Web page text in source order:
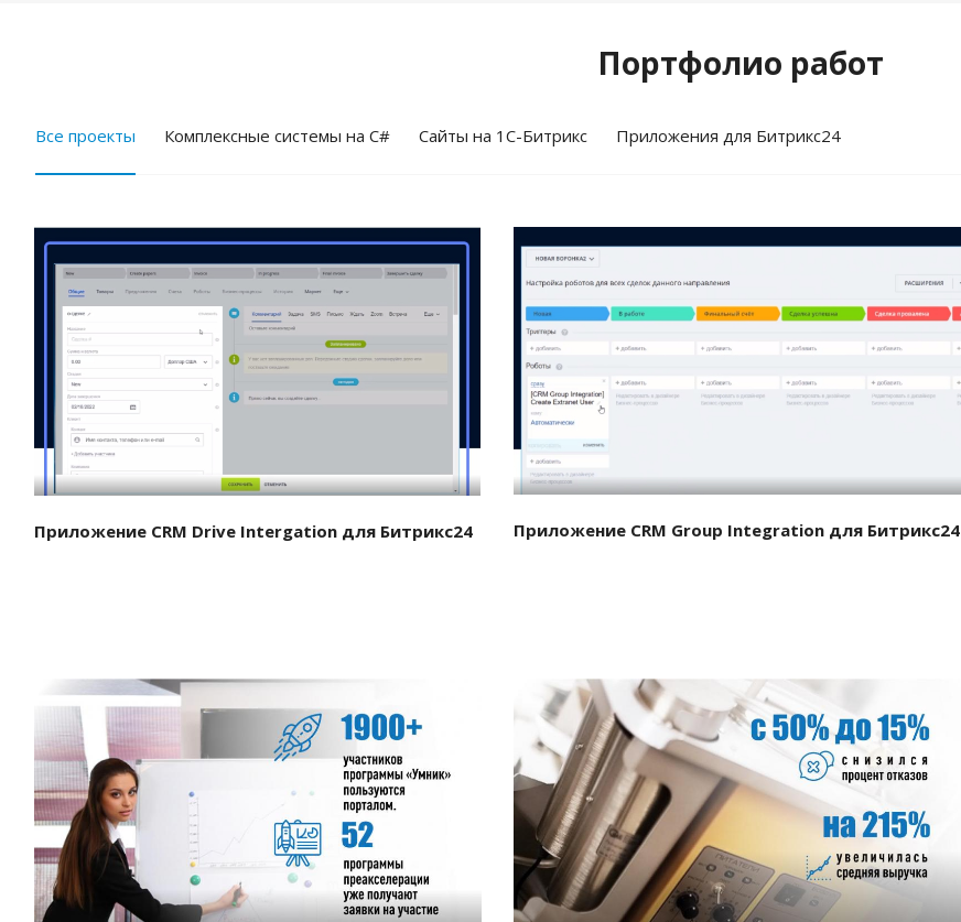
Портфолио работ
Все проекты Комплексные системы на C# Cайты на 1С-Битрикс Приложения для Битрикс24
Смотреть проект
Приложение CRM Drive Intergation для Битрикс24 Приложение CRM Group Integration для Битрикс24
Смотреть проект Смотреть проект